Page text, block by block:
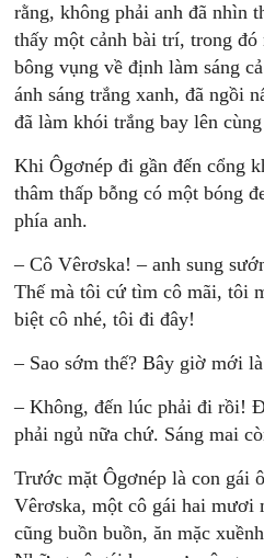
rằng, không phải anh đã nhìn
thấy một cảnh bài trí, trong
bông vụng về định làm sáng
ánh sáng trắng xanh, đã ngồi
đã làm khói trắng bay lên
Khi Ôgơnép đi gần đến cổng
thâm thấp bỗng có một bóng
phía anh.
– Cô Vêrơska! – anh sung
Thế mà tôi cứ tìm cô mãi, tôi
biệt cô nhé, tôi đi đây!
– Sao sớm thế? Bây giờ mới
– Không, đến lúc phải đi rồi!
phải ngủ nữa chứ. Sáng mai
Trước mặt Ôgơnép là con gái
Vêrơska, một cô gái hai mươi
cũng buồn buồn, ăn mặc